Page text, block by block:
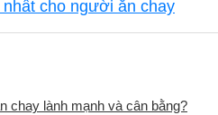
cho người ăn chay
chay lành mạnh và cân bằng?